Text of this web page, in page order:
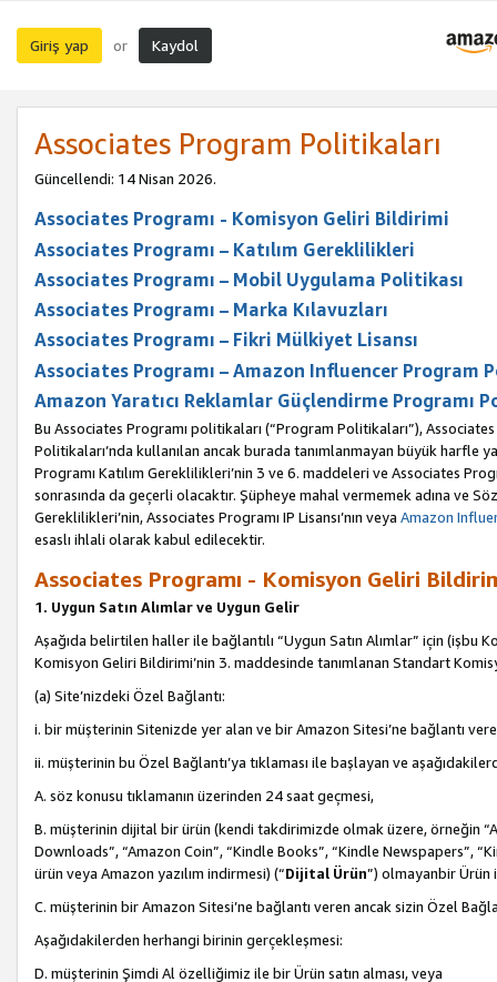
Giriş yap or Kaydol
Associates Program Politikaları
Güncellendi: 14 Nisan 2026.
Associates Programı - Komisyon Geliri Bildirimi
Associates Programı – Katılım Gereklilikleri
Associates Programı – Mobil Uygulama Politikası
Associates Programı – Marka Kılavuzları
Associates Programı – Fikri Mülkiyet Lisansı
Associates Programı – Amazon Influencer Program
Amazon Yaratıcı Reklamlar Güçlendirme Programı
Bu Associates Programı politikaları (“Program Politikaları”),
Politikaları’nda kullanılan ancak burada tanımlanmayan büyük harfle
Programı Katılım Gereklilikleri’nin 3 ve 6. maddeleri ve Associates
sonrasında da geçerli olacaktır. Şüpheye mahal vermemek adına ve
Gereklilikleri’nin, Associates Programı IP Lisansı’nın veya Amazon
esaslı ihlali olarak kabul edilecektir.
Associates Programı - Komisyon Geliri
1. Uygun Satın Alımlar ve Uygun Gelir
Aşağıda belirtilen haller ile bağlantılı “Uygun Satın Alımlar” için
Komisyon Geliri Bildirimi’nin 3. maddesinde tanımlanan Standart
(a) Site’nizdeki Özel Bağlantı:
i. bir müşterinin Sitenizde yer alan ve bir Amazon Sitesi’ne bağlantı
ii. müşterinin bu Özel Bağlantı’ya tıklaması ile başlayan ve
A. söz konusu tıklamanın üzerinden 24 saat geçmesi,
B. müşterinin dijital bir ürün (kendi takdirimizde olmak üzere, örneğin
Downloads”, “Amazon Coin”, “Kindle Books”, “Kindle Newspapers”,
ürün veya Amazon yazılım indirmesi) (“Dijital Ürün”) olmayanbir Ürün
C. müşterinin bir Amazon Sitesi’ne bağlantı veren ancak sizin Özel
Aşağıdakilerden herhangi birinin gerçekleşmesi:
D. müşterinin Şimdi Al özelliğimiz ile bir Ürün satın alması, veya